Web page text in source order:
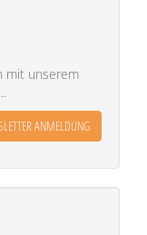
mit unserem
ANMELDUNG